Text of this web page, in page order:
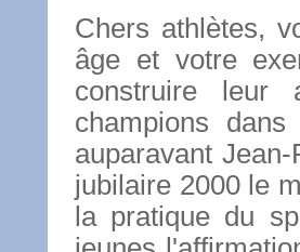
Chers athlètes,
âge et votre
construire leur
champions
auparavant
jubilaire 2000 le
la pratique du